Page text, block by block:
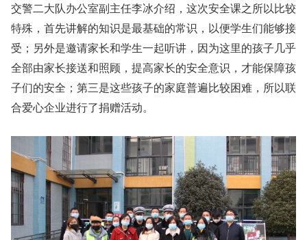
交警二大队办公室副主任李冰介绍，这次安全课之所以比较
特殊，首先讲解的知识是最基础的常识，以便学生们能够接
受；另外是邀请家长和学生一起听讲，因为这里的孩子几乎
全部由家长接送和照顾，提高家长的安全意识，才能保障孩
子们的安全；第三是这些孩子的家庭普遍比较困难，所以联
合爱心企业进行了捐赠活动。